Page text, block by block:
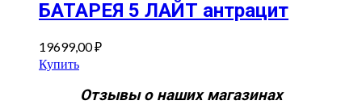
БАТАРЕЯ 5 ЛАЙТ антрацит
19699,00₽
Купить
Отзывы о наших магазинах